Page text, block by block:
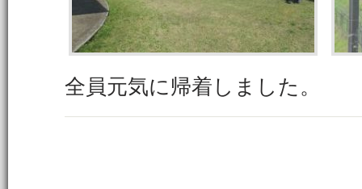
全員元気に帰着しました。